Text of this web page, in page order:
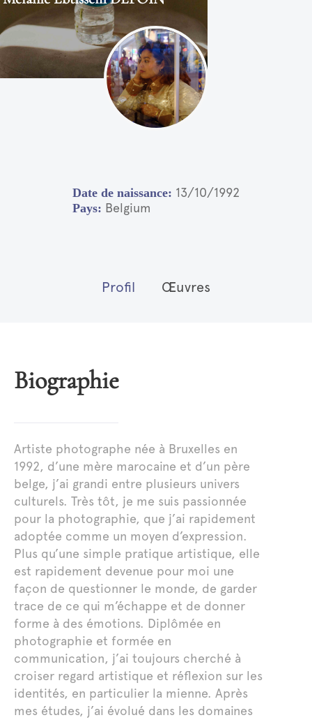
13/10/1992
Belgium
Profil Œuvres
Biographie
Artiste photographe née à Bruxelles en
1992, d’une mère marocaine et d’un père
belge, j’ai grandi entre plusieurs univers
culturels. Très tôt, je me suis passionnée
pour la photographie, que j’ai rapidement
adoptée comme un moyen d’expression.
Plus qu’une simple pratique artistique, elle
est rapidement devenue pour moi une
façon de questionner le monde, de garder
trace de ce qui m’échappe et de donner
forme à des émotions. Diplômée en
photographie et formée en
communication, j’ai toujours cherché à
croiser regard artistique et réflexion sur les
identités, en particulier la mienne. Après
mes études, j’ai évolué dans les domaines